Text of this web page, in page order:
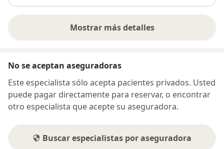
Mostrar más detalles
sobre la dirección
No se aceptan aseguradoras
Este especialista sólo acepta pacientes privados. Usted
puede pagar directamente para reservar, o encontrar
otro especialista que acepte su aseguradora.
Buscar especialistas por aseguradora